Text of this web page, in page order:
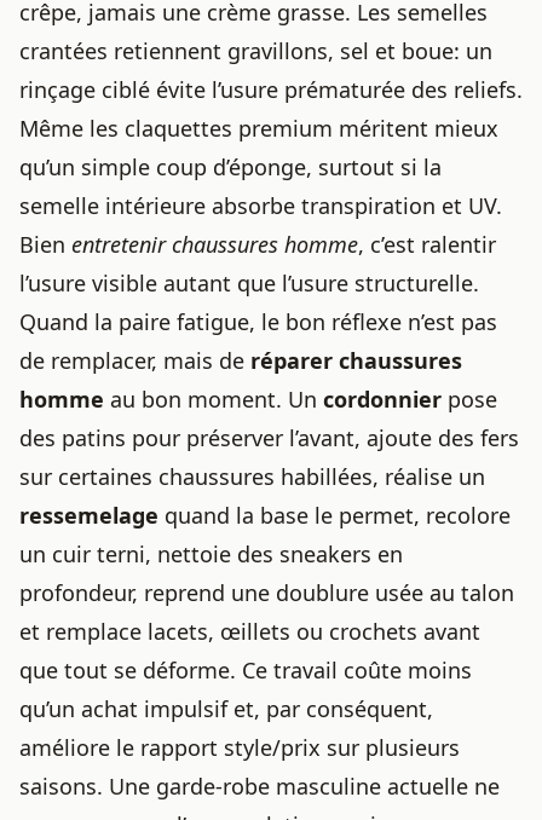
crêpe, jamais une crème grasse. Les semelles
crantées retiennent gravillons, sel et boue: un
rinçage ciblé évite l’usure prématurée des reliefs.
Même les claquettes premium méritent mieux
qu’un simple coup d’éponge, surtout si la
semelle intérieure absorbe transpiration et UV.
Bien entretenir chaussures homme, c’est ralentir
l’usure visible autant que l’usure structurelle.
Quand la paire fatigue, le bon réflexe n’est pas
de remplacer, mais de réparer chaussures
homme au bon moment. Un cordonnier pose
des patins pour préserver l’avant, ajoute des fers
sur certaines chaussures habillées, réalise un
ressemelage quand la base le permet, recolore
un cuir terni, nettoie des sneakers en
profondeur, reprend une doublure usée au talon
et remplace lacets, œillets ou crochets avant
que tout se déforme. Ce travail coûte moins
qu’un achat impulsif et, par conséquent,
améliore le rapport style/prix sur plusieurs
saisons. Une garde-robe masculine actuelle ne